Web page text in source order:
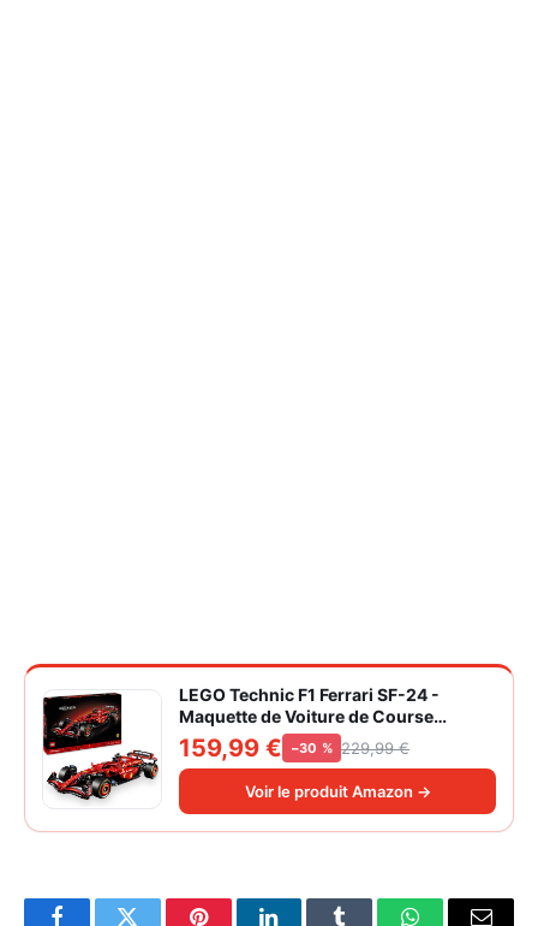
LEGO Technic F1 Ferrari SF-24 -
Maquette de Voiture de Course
Collector à Échelle 1/8 - Décoration -
Inclut Moteur V6, Boîte de Vitesses,
DRS et Volant - Idée de Cadeau pour
Adulte et Adolescent 42207
159,99 € −30 % 229,99 €
Voir le produit Amazon →